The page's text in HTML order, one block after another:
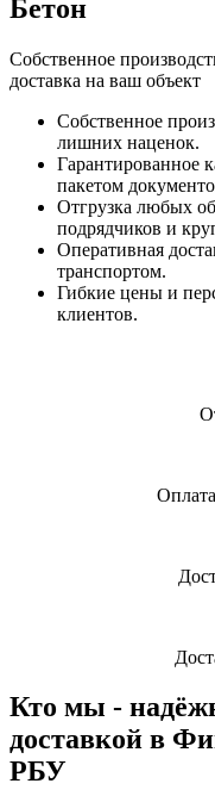
Бетон
Собственное
доставка на ваш объект
Собственное
лишних наценок.
Гарантированное
пакетом
Отгрузка любых
подрядчиков и
Оперативная
транспортом.
Гибкие цены и
клиентов.
Кто мы -
доставкой в
РБУ